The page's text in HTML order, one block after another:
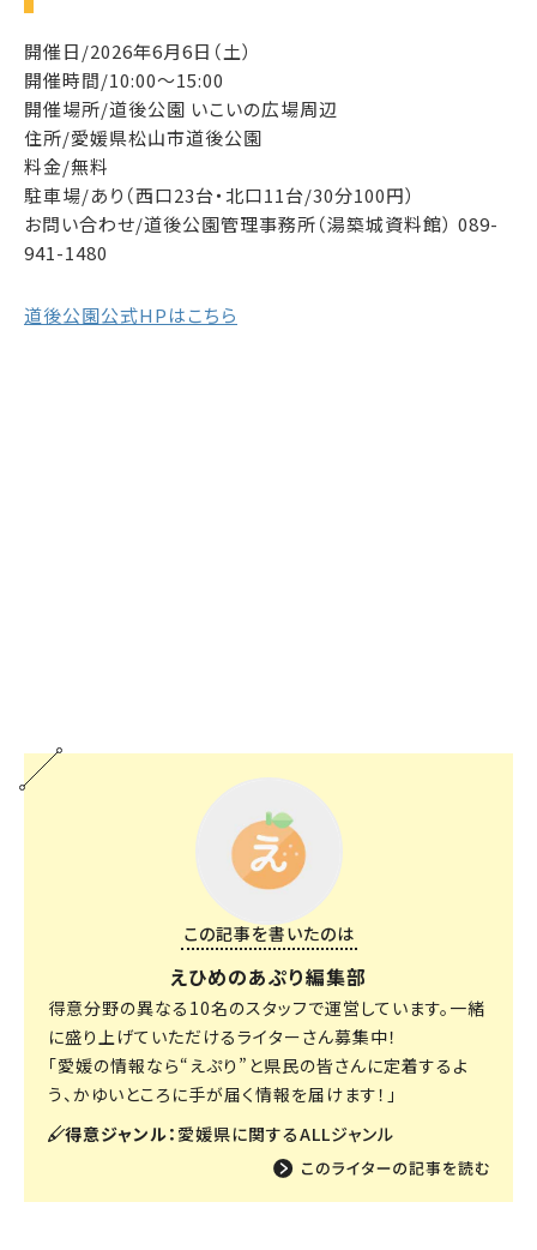
開催日/2026年6月6日（土）
開催時間/10:00～15:00
開催場所/道後公園 いこいの広場周辺
住所/愛媛県松山市道後公園
料金/無料
駐車場/あり（西口23台・北口11台/30分100円）
お問い合わせ/道後公園管理事務所（湯築城資料館） 089-
941-1480
道後公園公式HPはこちら
この記事を書いたのは
えひめのあぷり編集部
得意分野の異なる10名のスタッフで運営しています。一緒
に盛り上げていただけるライターさん募集中！
「愛媛の情報なら“えぷり”と県民の皆さんに定着するよ
う、かゆいところに手が届く情報を届けます！」
得意ジャンル： 愛媛県に関するALLジャンル